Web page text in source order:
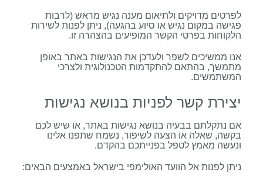
לפרטים מדויקים ולתיאום מענה נגיש מראש (לרבות
פגישה במקום נגיש או סיוע בהגעה), ניתן לפנות לשירות
הלקוחות בפרטי הקשר המופיעים בהצהרה זו.
אנו ממשיכים לשפר ולעדכן את הנגישות באתר באופן
מתמשך, בהתאם להתקדמות הטכנולוגית ולצרכי
המשתמשים.
יצירת קשר לפניות בנושא נגישות
אם נתקלתם בבעיה בנושא נגישות באתר, או שיש לכם
בקשה, שאלה או הצעה לשיפור, נשמח שתפנו אלינו
ונעשה מאמץ לטפל בפנייתכם בהקדם.
ניתן לפנות אל הוועד האולימפי בישראל באמצעים הבאים: